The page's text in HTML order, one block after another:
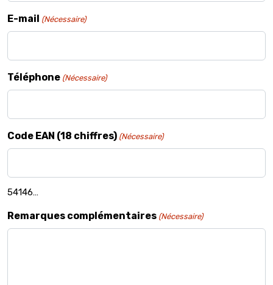
E-mail (Nécessaire)
Téléphone (Nécessaire)
Code EAN (18 chiffres) (Nécessaire)
54146…
Remarques complémentaires (Nécessaire)